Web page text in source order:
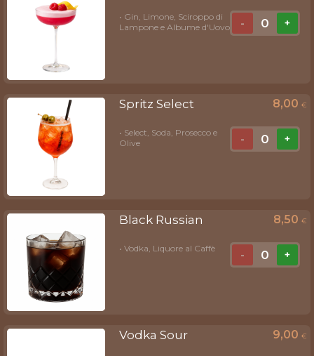
• Gin, Limone, Sciroppo di
Lampone e Albume d'Uovo
- 0 +
Spritz Select 8,00 €
• Select, Soda, Prosecco e
Olive
- 0 +
Black Russian 8,50 €
• Vodka, Liquore al Caffè
- 0 +
Vodka Sour 9,00 €